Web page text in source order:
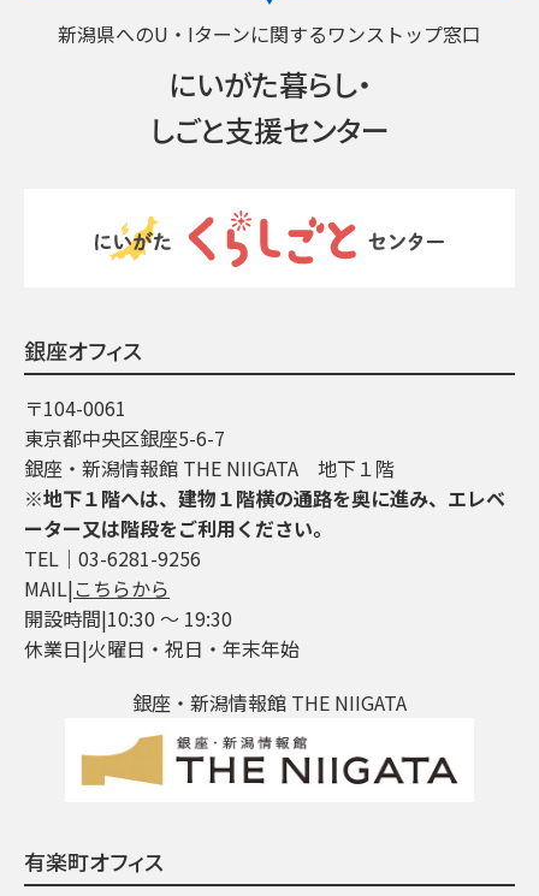
新潟県へのU・Iターンに関するワンストップ窓口
にいがた暮らし・
しごと支援センター
銀座オフィス
〒104-0061
東京都中央区銀座5-6-7
銀座・新潟情報館 THE NIIGATA 地下１階
※地下１階へは、建物１階横の通路を奥に進み、エレベ
ーター又は階段をご利用ください。
TEL│03-6281-9256
MAIL|こちらから
開設時間|10:30 ～ 19:30
休業日|火曜日・祝日・年末年始
銀座・新潟情報館 THE NIIGATA
有楽町オフィス